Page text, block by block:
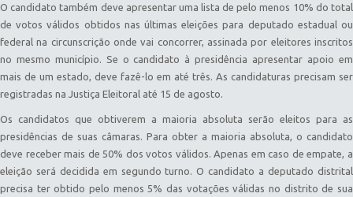
O candidato também deve apresentar uma lista de pelo menos 10% do total
de votos válidos obtidos nas últimas eleições para deputado estadual ou
federal na circunscrição onde vai concorrer, assinada por eleitores inscritos
no mesmo município. Se o candidato à presidência apresentar apoio em
mais de um estado, deve fazê-lo em até três. As candidaturas precisam ser
registradas na Justiça Eleitoral até 15 de agosto.
Os candidatos que obtiverem a maioria absoluta serão eleitos para as
presidências de suas câmaras. Para obter a maioria absoluta, o candidato
deve receber mais de 50% dos votos válidos. Apenas em caso de empate, a
eleição será decidida em segundo turno. O candidato a deputado distrital
precisa ter obtido pelo menos 5% das votações válidas no distrito de sua